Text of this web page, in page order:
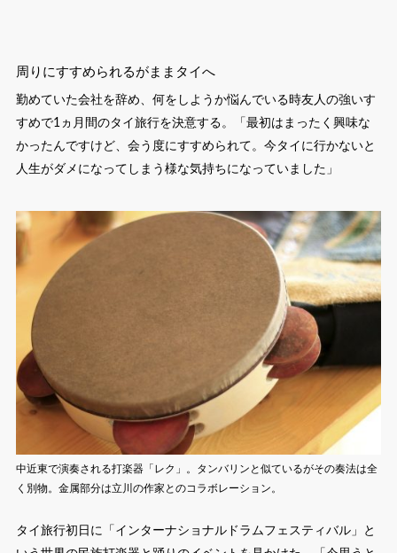
周りにすすめられるがままタイへ
勤めていた会社を辞め、何をしようか悩んでいる時友人の強いす
すめで1ヵ月間のタイ旅行を決意する。「最初はまったく興味な
かったんですけど、会う度にすすめられて。今タイに行かないと
人生がダメになってしまう様な気持ちになっていました」
中近東で演奏される打楽器「レク」。タンバリンと似ているがその奏法は全
く別物。金属部分は立川の作家とのコラボレーション。
タイ旅行初日に「インターナショナルドラムフェスティバル」と